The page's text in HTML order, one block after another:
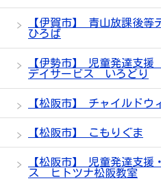
【伊賀市】 青山放課後
ひろば
【伊勢市】 児童発達支
デイサービス いろどり
【松阪市】 チャイルドウ
【松阪市】 こもりぐま
【松阪市】 児童発達支援
ス ヒトツナ松阪教室